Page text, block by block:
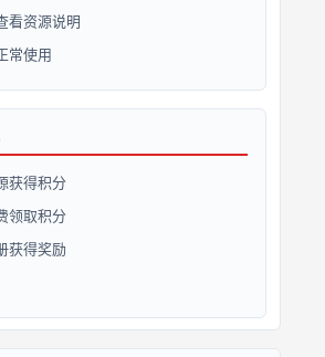
看资源说明
常使用
获得积分
领取积分
获得奖励